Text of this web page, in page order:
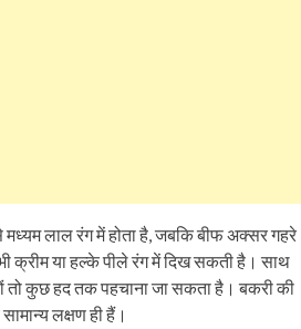
लाल रंग में होता है, जबकि बीफ अक्सर गहरे
क्रीम या हल्के पीले रंग में दिख सकती है। साथ
तो कुछ हद तक पहचाना जा सकता है। बकरी की
लक्षण ही हैं।